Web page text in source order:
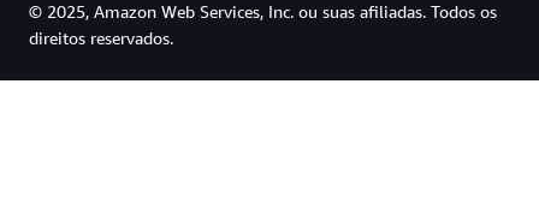
© 2025, Amazon Web Services, Inc. ou suas afiliadas. Todos os
direitos reservados.